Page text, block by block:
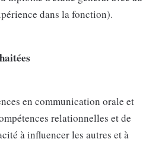
dans la fonction).
en communication orale et
relationnelles et de
à influencer les autres et à